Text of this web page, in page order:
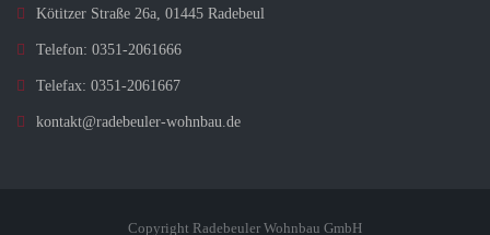
Kötitzer Straße 26a, 01445 Radebeul
Telefon: 0351-2061666
Telefax: 0351-2061667
kontakt@radebeuler-wohnbau.de
Copyright Radebeuler Wohnbau GmbH